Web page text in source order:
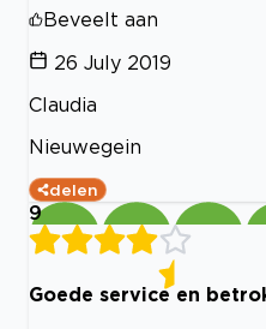
Beveelt aan
26 July 2019
Claudia
Nieuwegein
delen
9
Goede service en